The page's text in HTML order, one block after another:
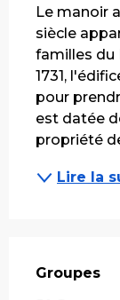
Le manoir
siècle
familles du
1731,
pour
est datée
propriété
Lire la
Groupes
Groupes